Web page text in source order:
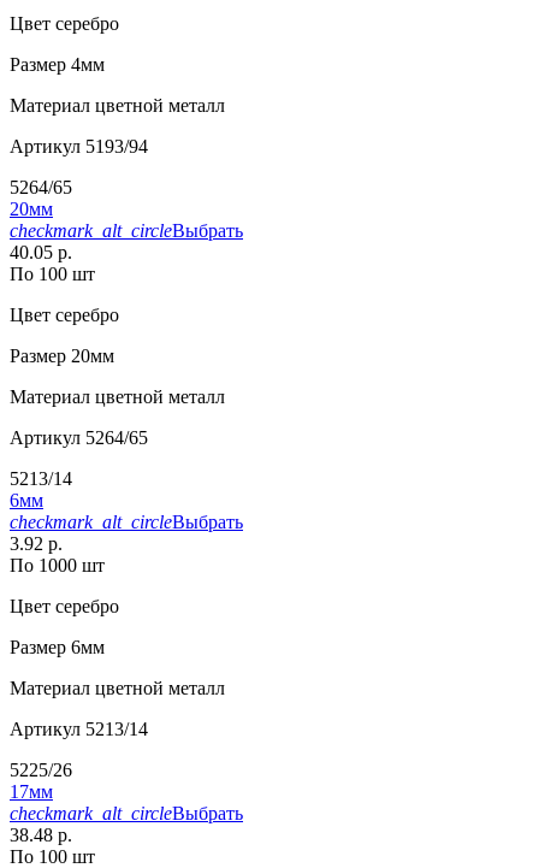
Цвет серебро
Размер 4мм
Материал цветной металл
Артикул 5193/94
5264/65
20мм
checkmark_alt_circleВыбрать
40.05 р.
По 100 шт
Цвет серебро
Размер 20мм
Материал цветной металл
Артикул 5264/65
5213/14
6мм
checkmark_alt_circleВыбрать
3.92 р.
По 1000 шт
Цвет серебро
Размер 6мм
Материал цветной металл
Артикул 5213/14
5225/26
17мм
checkmark_alt_circleВыбрать
38.48 р.
По 100 шт